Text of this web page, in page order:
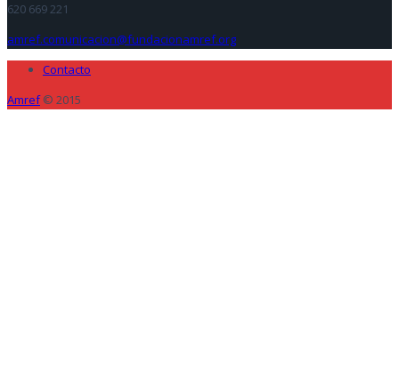
620 669 221
amref.comunicacion@fundacionamref.org
Contacto
Amref© 2015